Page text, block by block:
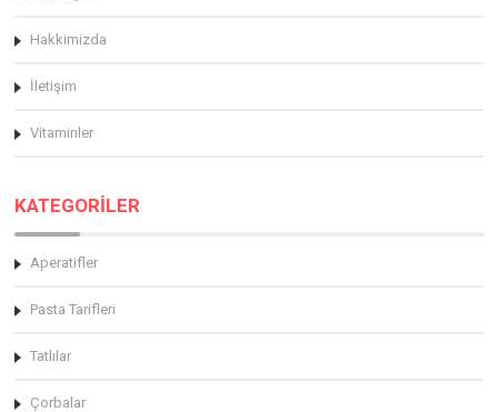
Hakkimizda
İletişim
Vitaminler
KATEGORİLER
Aperatifler
Pasta Tarifleri
Tatlılar
Çorbalar